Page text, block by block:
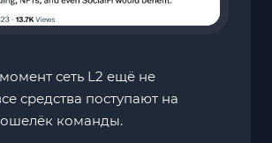
сеть L2 ещё не
средства поступают на
команды.